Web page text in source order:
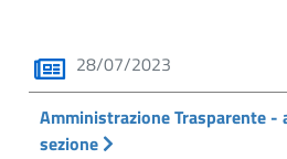
28/07/2023
Amministrazione Trasparente -
sezione